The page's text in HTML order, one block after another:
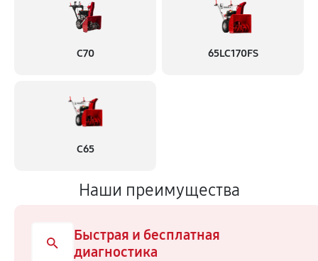
С70 65LC170FS
С65
Наши преимущества
Быстрая и бесплатная
диагностика